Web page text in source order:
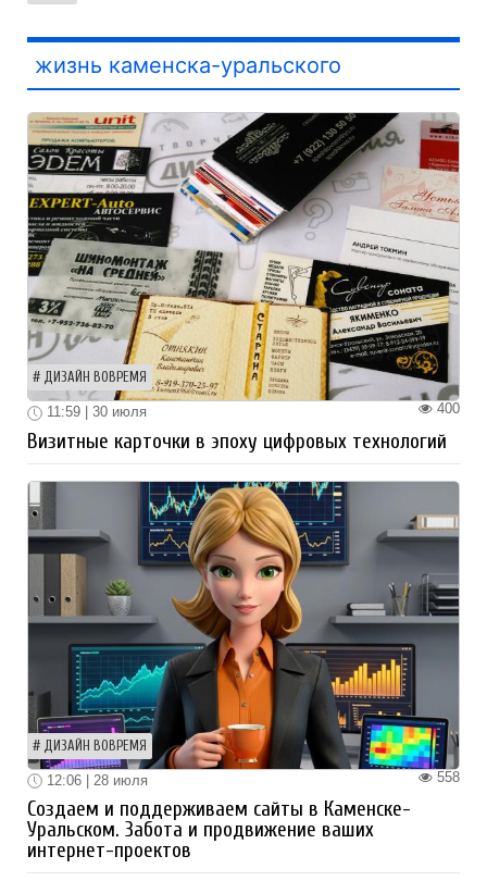
жизнь каменска-уральского
ДИЗАЙН ВОВРЕМЯ
400
11:59 | 30 июля
Визитные карточки в эпоху цифровых технологий
ДИЗАЙН ВОВРЕМЯ
558
12:06 | 28 июля
Создаем и поддерживаем сайты в Каменске-
Уральском. Забота и продвижение ваших
интернет-проектов